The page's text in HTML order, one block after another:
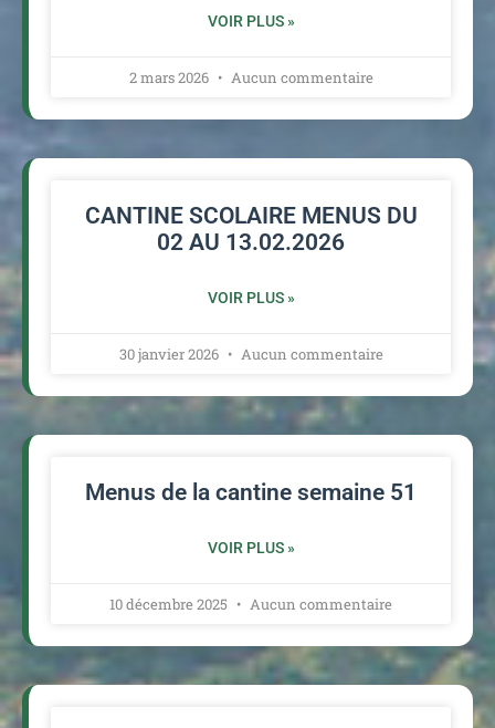
VOIR PLUS »
2 mars 2026 Aucun commentaire
CANTINE SCOLAIRE MENUS DU
02 AU 13.02.2026
VOIR PLUS »
30 janvier 2026 Aucun commentaire
Menus de la cantine semaine 51
VOIR PLUS »
10 décembre 2025 Aucun commentaire